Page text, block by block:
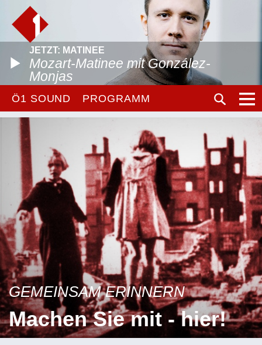
JETZT: MATINEE
Mozart-Matinee mit González-
Monjas
Ö1 SOUND PROGRAMM
GEMEINSAM ERINNERN
Machen Sie mit - hier!